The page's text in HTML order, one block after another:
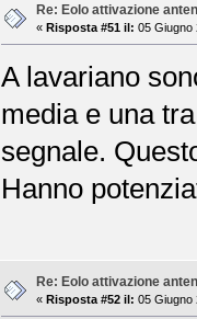
Re: Eolo attivazione
« Risposta #51 il: 05 Giugno
A lavariano
media e una
segnale.
Hanno
Re: Eolo attivazione
« Risposta #52 il: 05 Giugno